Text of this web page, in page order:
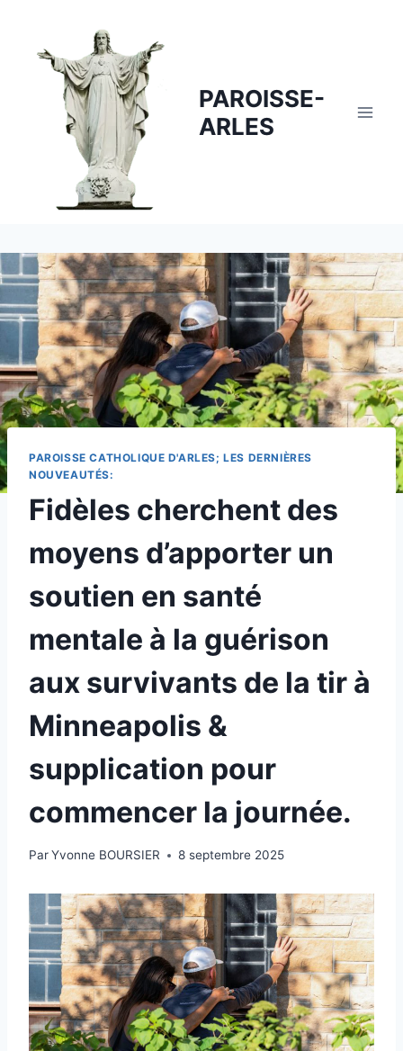
content
PAROISSE-
ARLES
PAROISSE CATHOLIQUE D'ARLES; LES DERNIÈRES
NOUVEAUTÉS:
Fidèles cherchent des
moyens d’apporter un
soutien en santé
mentale à la guérison
aux survivants de la tir à
Minneapolis &
supplication pour
commencer la journée.
ParYvonne BOURSIER 8 septembre 2025